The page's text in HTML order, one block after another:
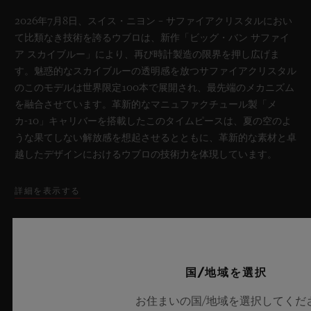
2026年7月8日、スイス・ニヨン – サファイアクリスタルにおい
て比類なき技術を誇るウブロは、新作「ビッグ・バン サファイ
ア スカイブルー」により、再び時計製造の限界を押し広げま
す。魅惑的なスカイブルーの透明感を放つサファイアクリスタル
のこのモデルは世界限定100本で展開され、最先端のメカニズム
を融合させています。革新的なマニュファクチュール製「メ
カ-10」キャリバーを搭載したこのタイムピースは、夏の空のよ
うな果てしない解放感を想起させるとともに、革新的な素材と卓
越したデザインにおけるウブロの技術力を体現しています。
詳細を表示する
国/地域を選択
お住まいの国/地域を選択してくだ